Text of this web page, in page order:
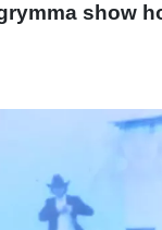
show